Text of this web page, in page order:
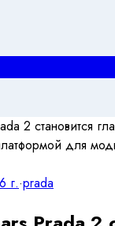
г.·prada